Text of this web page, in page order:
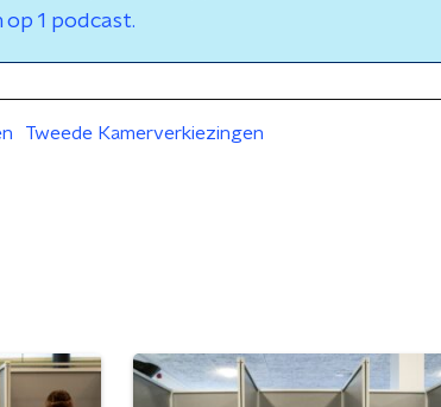
op 1 podcast.
Tweede Kamerverkiezingen